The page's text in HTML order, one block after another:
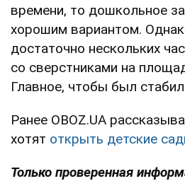
времени, то дошкольное
хорошим вариантом.
достаточно нескольких
со сверстниками на
Главное, чтобы был
Ранее OBOZ.UA
хотят открыть детские
Только проверенная